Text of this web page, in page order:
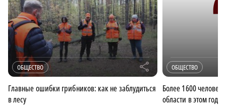
ОБЩЕСТВО r
Главные ошибки грибников: как не заблудиться
в лесу
ОБЩЕСТВО
Более 1600
области в этом году